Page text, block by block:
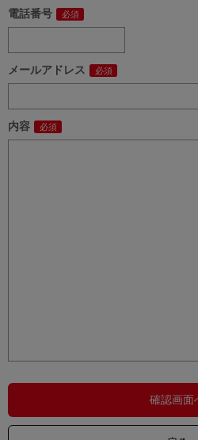
電話番号
メールアドレス
内容